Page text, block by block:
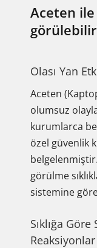
Aceten
Olası Yan
Aceten
olumsuz
kurumlarca
özel güvenlik
görülme
sistemine
Sıklığa Göre
Reaksiyonlar